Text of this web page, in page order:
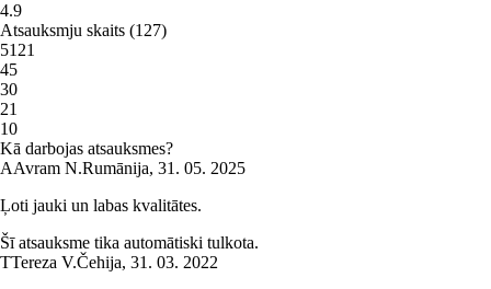
4.9
Atsauksmju skaits (127)
5121
45
30
21
10
Kā darbojas atsauksmes?
AAvram N.Rumānija, 31. 05. 2025
Ļoti jauki un labas kvalitātes.
Šī atsauksme tika automātiski tulkota.
TTereza V.Čehija, 31. 03. 2022